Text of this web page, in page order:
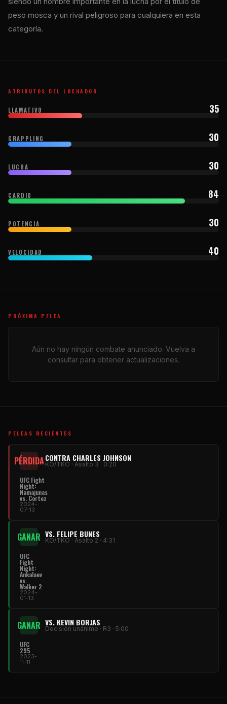
peso mosca y un rival peligroso para cualquiera en esta
categoría.
ATRIBUTOS DEL LUCHADOR
LLAMATIVO 35
GRAPPLING 30
LUCHA 30
CARDIO 84
POTENCIA 30
VELOCIDAD 40
PRÓXIMA PELEA
Aún no hay ningún combate anunciado. Vuelva a
consultar para obtener actualizaciones.
PELEAS RECIENTES
PÉRDIDACONTRA CHARLES JOHNSON
KO/TKO · Asalto 3 · 0:20
UFC Fight
Night:
Namajunas
vs. Cortez
2024-
07-13
GANAR VS. FELIPE BUNES
KO/TKO · Asalto 2 · 4:31
UFC
Fight
Night:
Ankalaev
vs.
Walker 2
2024-
01-13
GANAR VS. KEVIN BORJAS
Decisión unánime · R3 · 5:00
UFC
295
2023-
11-11